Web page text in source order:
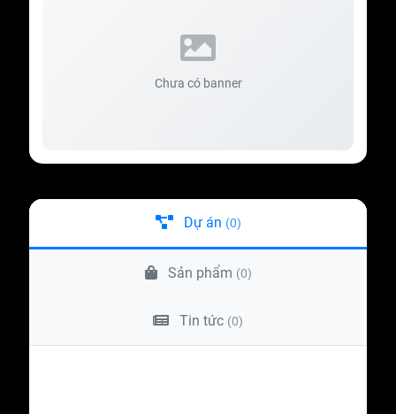
Chưa có banner
Dự án (0)
Sản phẩm (0)
Tin tức (0)